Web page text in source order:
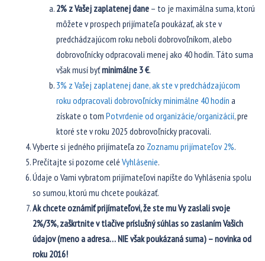
2% z Vašej zaplatenej dane – to je maximálna suma, ktorú
môžete v prospech prijímateľa poukázať, ak ste v
predchádzajúcom roku neboli dobrovoľníkom, alebo
dobrovoľnícky odpracovali menej ako 40 hodín. Táto suma
však musí byťminimálne 3 €.
3% z Vašej zaplatenej dane, ak ste v predchádzajúcom
roku odpracovali dobrovoľnícky minimálne 40 hodín a
získate o tom Potvrdenie od organizácie/organizácií, pre
ktoré ste v roku 2025 dobrovoľnícky pracovali.
Vyberte si jedného prijímateľa zo Zoznamu prijímateľov 2%.
Prečítajte si pozorne celé Vyhlásenie.
Údaje o Vami vybratom prijímateľovi napíšte do Vyhlásenia spolu
so sumou, ktorú mu chcete poukázať.
Ak chcete oznámiť prijímateľovi, že ste mu Vy zaslali svoje
2%/3%, zaškrtnite v tlačive príslušný súhlas so zaslaním Vašich
údajov (meno a adresa… NIE však poukázaná suma) – novinka od
roku 2016!